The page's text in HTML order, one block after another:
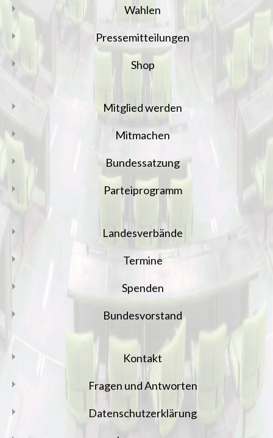
Wahlen
Pressemitteilungen
Shop
Mitglied werden
Mitmachen
Bundessatzung
Parteiprogramm
Landesverbände
Termine
Spenden
Bundesvorstand
Kontakt
Fragen und Antworten
Datenschutzerklärung